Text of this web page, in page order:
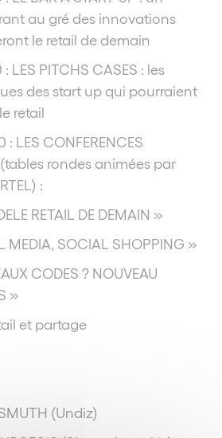
au gré des innovations
le retail de demain
LES PITCHS CASES : les
des start up qui pourraient
retail
LES CONFERENCES
(tables rondes animées par
:
RETAIL DE DEMAIN »
MEDIA, SOCIAL SHOPPING »
CODES ? NOUVEAU
»
et partage
(Undiz)